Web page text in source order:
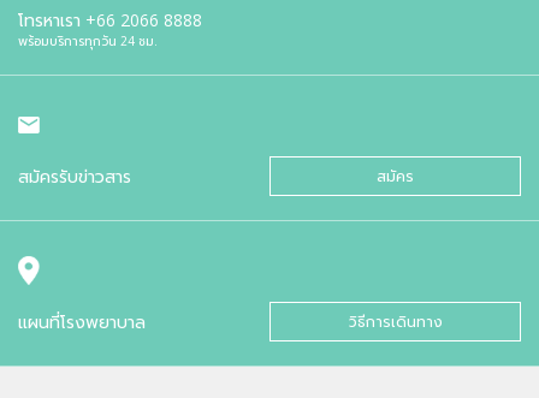
โทรหาเรา +66 2066 8888
พร้อมบริการทุกวัน 24 ชม.
สมัครรับข่าวสาร สมัคร
แผนที่โรงพยาบาล วิธีการเดินทาง